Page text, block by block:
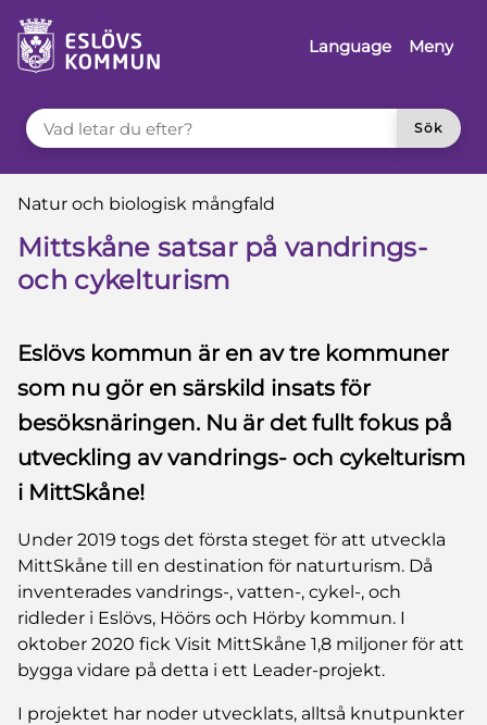
till innehåll
till sidomeny
Language
Meny
VAD LETAR DU EFTER?
Sök
Du är här:
Natur och biologisk mångfald
Mittskåne satsar på vandrings-
och cykelturism
Eslövs kommun är en av tre kommuner
som nu gör en särskild insats för
besöksnäringen. Nu är det fullt fokus på
utveckling av vandrings- och cykelturism
i MittSkåne!
Under 2019 togs det första steget för att utveckla
MittSkåne till en destination för naturturism. Då
inventerades vandrings-, vatten-, cykel-, och
ridleder i Eslövs, Höörs och Hörby kommun. I
oktober 2020 fick Visit MittSkåne 1,8 miljoner för att
bygga vidare på detta i ett Leader-projekt.
I projektet har noder utvecklats, alltså knutpunkter